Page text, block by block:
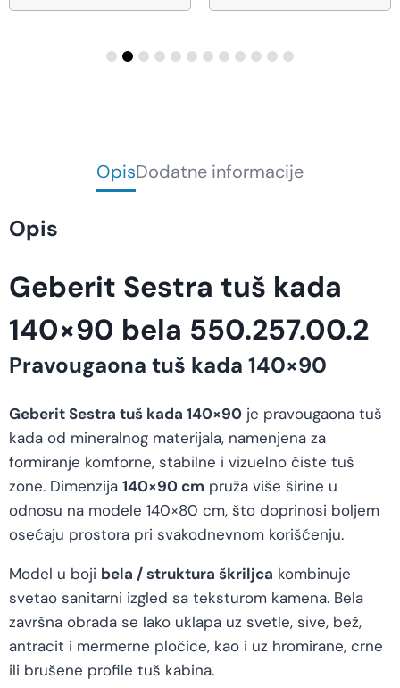
OpisDodatne informacije
Opis
Geberit Sestra tuš kada
140×90 bela 550.257.00.2
Pravougaona tuš kada 140×90
Geberit Sestra tuš kada 140×90 je pravougaona tuš
kada od mineralnog materijala, namenjena za
formiranje komforne, stabilne i vizuelno čiste tuš
zone. Dimenzija 140×90 cm pruža više širine u
odnosu na modele 140×80 cm, što doprinosi boljem
osećaju prostora pri svakodnevnom korišćenju.
Model u boji bela / struktura škriljca kombinuje
svetao sanitarni izgled sa teksturom kamena. Bela
završna obrada se lako uklapa uz svetle, sive, bež,
antracit i mermerne pločice, kao i uz hromirane, crne
ili brušene profile tuš kabina.